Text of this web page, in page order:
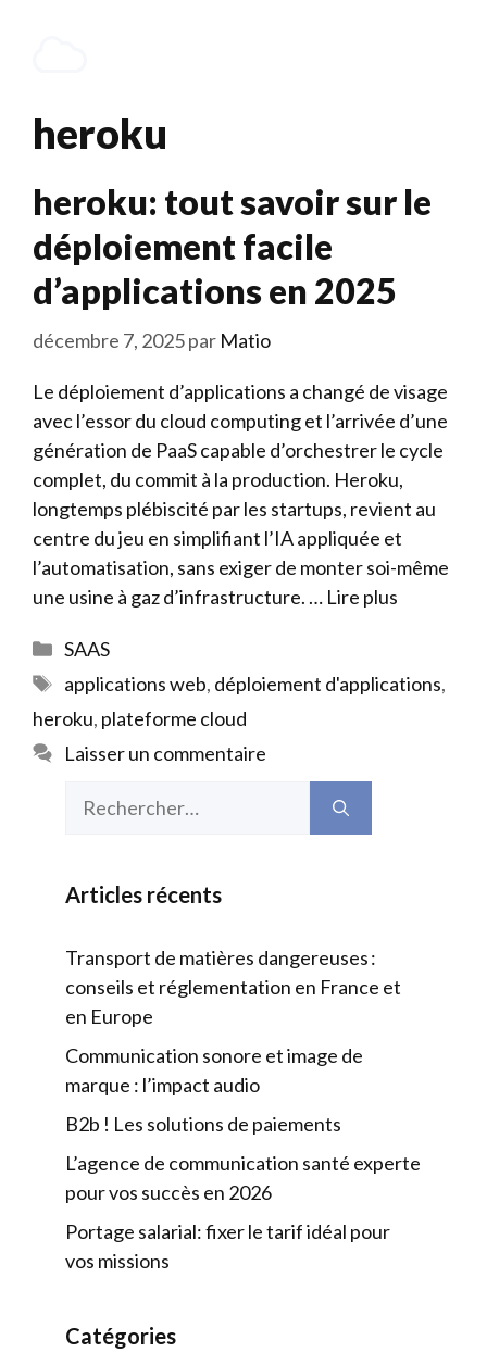
heroku
heroku: tout savoir sur le
déploiement facile
d’applications en 2025
décembre 7, 2025par Matio
Le déploiement d’applications a changé de visage
avec l’essor du cloud computing et l’arrivée d’une
génération de PaaS capable d’orchestrer le cycle
complet, du commit à la production. Heroku,
longtemps plébiscité par les startups, revient au
centre du jeu en simplifiant l’IA appliquée et
l’automatisation, sans exiger de monter soi-même
une usine à gaz d’infrastructure. … Lire plus
Catégories
SAAS
Étiquettes
applications web, déploiement d'applications,
heroku, plateforme cloud
Laisser un commentaire
Articles récents
Transport de matières dangereuses :
conseils et réglementation en France et
en Europe
Communication sonore et image de
marque : l’impact audio
B2b ! Les solutions de paiements
L’agence de communication santé experte
pour vos succès en 2026
Portage salarial: fixer le tarif idéal pour
vos missions
Catégories